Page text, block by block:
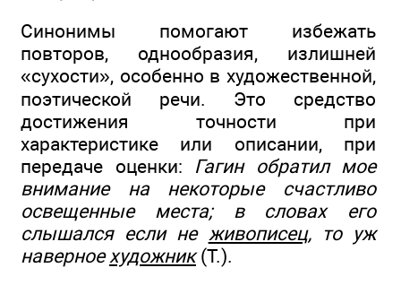
Синонимы помогают избежать
повторов, однообразия, излишней
«сухости», особенно в художественной,
поэтической речи. Это средство
достижения точности при
характеристике или описании, при
передаче оценки: Гагин обратил мое
внимание на некоторые счастливо
освещенные места; в словах его
слышался если не живописец, то уж
наверноехудожник(Т.).